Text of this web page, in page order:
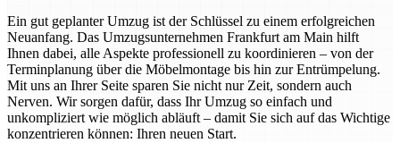
Ein gut geplanter Umzug ist der Schlüssel zu einem erfolgreichen
Neuanfang. Das Umzugsunternehmen Frankfurt am Main hilft
Ihnen dabei, alle Aspekte professionell zu koordinieren – von der
Terminplanung über die Möbelmontage bis hin zur Entrümpelung.
Mit uns an Ihrer Seite sparen Sie nicht nur Zeit, sondern auch
Nerven. Wir sorgen dafür, dass Ihr Umzug so einfach und
unkompliziert wie möglich abläuft – damit Sie sich auf das Wichtige
konzentrieren können: Ihren neuen Start.